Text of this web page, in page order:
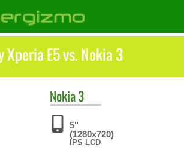
Xperia E5 vs. Nokia 3
Nokia3
5"
(1280x720)
IPS LCD